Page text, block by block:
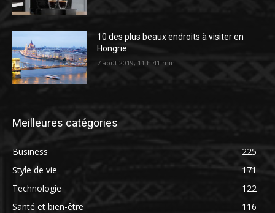
10 des plus beaux endroits à visiter en
Hongrie
7 août 2019, 11 h 41 min
Meilleures catégories
Business
225
Style de vie
171
Technologie
122
Santé et bien-être
116